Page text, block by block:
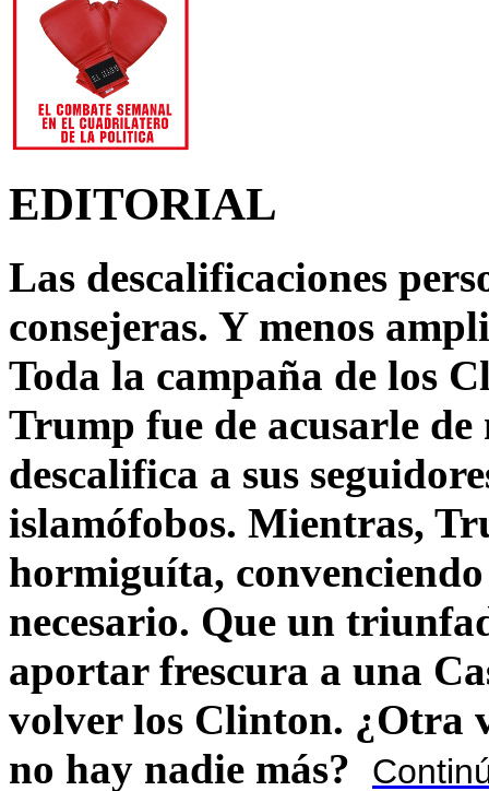
EDITORIAL
Las descalificaciones
consejeras. Y menos
Toda la campaña de los
Trump fue de acusarle
descalifica a sus
islamófobos. Mientras,
hormiguíta,
necesario. Que un
aportar frescura a una
volver los Clinton. ¿Otra
no hay nadie más?